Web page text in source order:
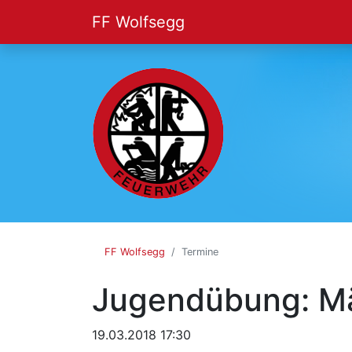
FF Wolfsegg
FF Wolfsegg Termine
Jugendübung:
19.03.2018 17:30